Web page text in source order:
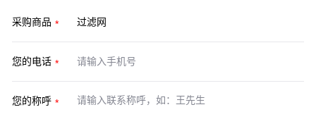
采购商品
您的电话
您的称呼